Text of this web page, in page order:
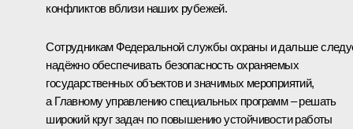
конфликтов вблизи наших рубежей.
Сотрудникам Федеральной службы охраны и дальше
надёжно обеспечивать безопасность охраняемых
государственных объектов и значимых мероприятий,
а Главному управлению специальных программ – решать
широкий круг задач по повышению устойчивости работы